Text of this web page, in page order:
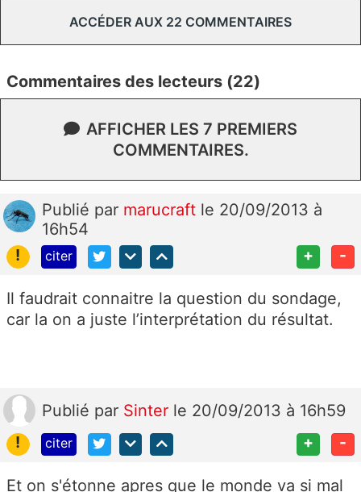
ACCÉDER AUX 22 COMMENTAIRES
Commentaires des lecteurs (22)
AFFICHER LES 7 PREMIERS
COMMENTAIRES.
Publié par marucraft le 20/09/2013 à
16h54
!
citer + -
Il faudrait connaitre la question du sondage,
car la on a juste l’interprétation du résultat.
Publié par Sinter le 20/09/2013 à 16h59
!
citer + -
Et on s'étonne apres que le monde va si mal